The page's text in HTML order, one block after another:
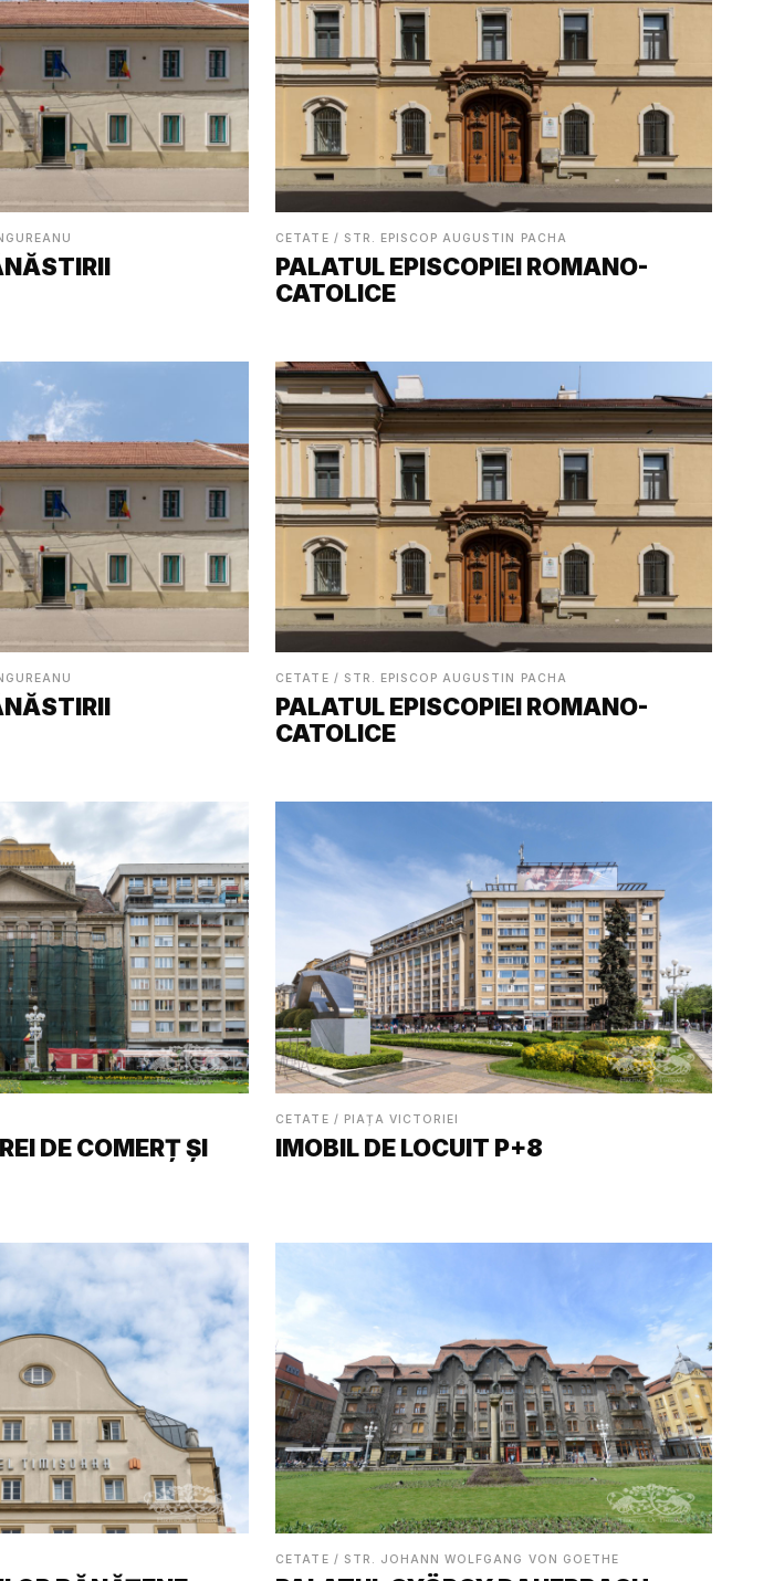
CETATE / STR. EPISCOP AUGUSTIN PACHA
PALATUL EPISCOPIEI ROMANO-
CATOLICE
CETATE / STR. EPISCOP AUGUSTIN PACHA
PALATUL EPISCOPIEI ROMANO-
CATOLICE
DE COMERȚ ȘI
CETATE / PIAȚA VICTORIEI
IMOBIL DE LOCUIT P+8
CETATE / STR. JOHANN WOLFGANG VON GOETHE